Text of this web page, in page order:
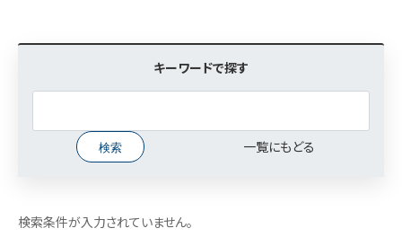
キーワードで探す
一覧にもどる
検索条件が入力されていません。